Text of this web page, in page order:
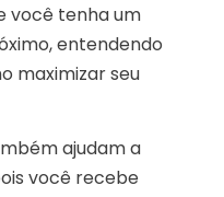
você tenha um
entendendo
maximizar seu
ajudam a
você recebe